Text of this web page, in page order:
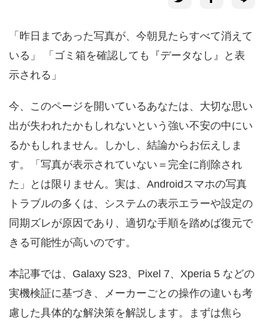
「昨日まであった写真が、今朝見たらすべて消えて
いる」 「ゴミ箱を確認しても『データなし』と表
示される」
今、このページを開いているあなたは、大切な思い
出が失われたかもしれないという強い不安の中にい
るかもしれません。しかし、結論からお伝えしま
す。「写真が表示されていない＝完全に削除され
た」とは限りません。実は、Androidスマホの写真
トラブルの多くは、システムの表示エラーや設定の
同期ズレが原因であり、適切な手順を踏めば復元で
きる可能性が高いのです。
本記事では、Galaxy S23、Pixel 7、Xperia 5 などの
実機検証に基づき、メーカーごとの操作の違いも考
慮した具体的な解決策を解説します。まずは焦ら